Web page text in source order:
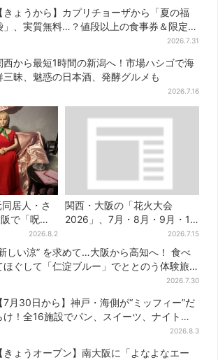
【きょうから】カプリチョーザから「夏の福
」、実質無料…？値段以上の食事券＆限定ア
2026.7.31
西から最短1時間の新潟へ！市場ハシゴで海
三昧、魅惑の日本酒、発酵グルメも
2026.7.16
居人・さ
で「呪物
プトは“呪物
2026.8.2
関西・大阪の「花火大会
2026」、7月・8月・9月・10
2026.7.15
しい涼” を求めて…大阪から高知へ！ 食べ
ほぐして「仁淀ブルー」でととのう体験旅
2026.7.30
【7月30日から】神戸・海側が“ミッフィー”だ
け！全16施設でパン、スイーツ、ナイトマ
2026.8.3
【きょうオープン】南大阪に「よなよなエー